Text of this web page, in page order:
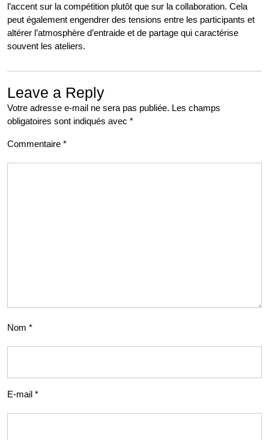
l’accent sur la compétition plutôt que sur la collaboration. Cela
peut également engendrer des tensions entre les participants et
altérer l’atmosphère d’entraide et de partage qui caractérise
souvent les ateliers.
Leave a Reply
Votre adresse e-mail ne sera pas publiée. Les champs
obligatoires sont indiqués avec *
Commentaire *
Nom *
E-mail *